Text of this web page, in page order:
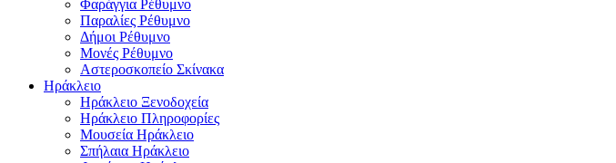
Φαράγγια Ρέθυμνο
Παραλίες Ρέθυμνο
Δήμοι Ρέθυμνο
Μονές Ρέθυμνο
Αστεροσκοπείο Σκίνακα
Ηράκλειο
Ηράκλειο Ξενοδοχεία
Ηράκλειο Πληροφορίες
Μουσεία Ηράκλειο
Σπήλαια Ηράκλειο